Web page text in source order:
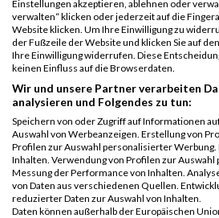
Halbmarathon
Legende:
GPos = Geschlechter Position, KPos =
Team Position, DNS = Did not start, DNF =
Disqualifiziert
Einstellungen akzeptieren, ablehnen oder
verwalten“ klicken oder jederzeit auf die
Website klicken. Um Ihre Einwilligung zu
der Fußzeile der Website und klicken Sie auf
Ihre Einwilligung widerrufen. Diese
keinen Einfluss auf die Browserdaten.
Wir und unsere Partner verarbeiten
analysieren und Folgendes zu tun:
Speichern von oder Zugriff auf Informationen
Auswahl von Werbeanzeigen. Erstellung von
Profilen zur Auswahl personalisierter
Inhalten. Verwendung von Profilen zur
Messung der Performance von Inhalten.
von Daten aus verschiedenen Quellen.
reduzierter Daten zur Auswahl von Inhalten.
Daten können außerhalb der Europäischen